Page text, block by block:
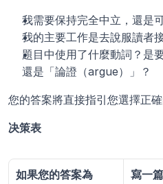
我需要保持完全中立，還是
我的主要工作是去說服讀者
題目中使用了什麼動詞？是
還是「論證（argue）」？
您的答案將直接指引您選擇正確
决策表
如果您的答案為
寫一